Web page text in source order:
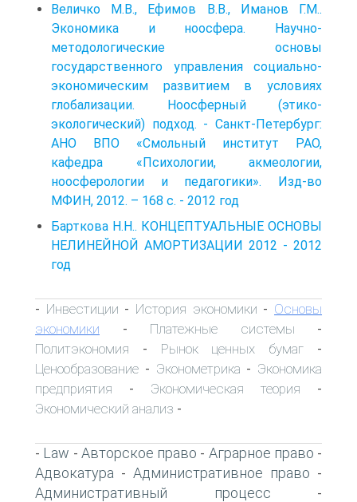
Величко М.В., Ефимов В.В., Иманов Г.М..
Экономика и ноосфера. Научно-
методологические основы
государственного управления социально-
экономическим развитием в условиях
глобализации. Ноосферный (этико-
экологический) подход. - Санкт-Петербург:
АНО ВПО «Смольный институт РАО,
кафедра «Психологии, акмеологии,
ноосферологии и педагогики». Изд-во
МФИН, 2012. – 168 с. - 2012 год
Барткова Н.Н.. КОНЦЕПТУАЛЬНЫЕ ОСНОВЫ
НЕЛИНЕЙНОЙ АМОРТИЗАЦИИ 2012 - 2012
год
- Инвестиции - История экономики - Основы
экономики - Платежные системы -
Политэкономия - Рынок ценных бумаг -
Ценообразование - Эконометрика - Экономика
предприятия - Экономическая теория -
Экономический анализ -
- Law - Авторское право - Аграрное право -
Адвокатура - Административное право -
Административный процесс -